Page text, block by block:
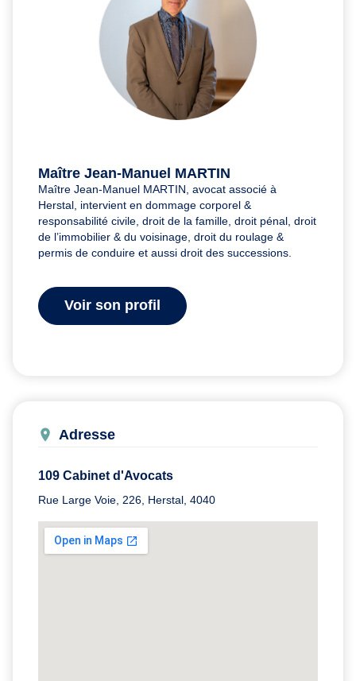
Maître Jean-Manuel MARTIN
Maître Jean-Manuel MARTIN, avocat associé à
Herstal, intervient en dommage corporel &
responsabilité civile, droit de la famille, droit pénal, droit
de l’immobilier & du voisinage, droit du roulage &
permis de conduire et aussi droit des successions.
Voir son profil
Adresse
109 Cabinet d'Avocats
Rue Large Voie, 226, Herstal, 4040